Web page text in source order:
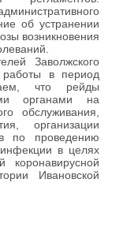
об устранении
возникновения
Заволжского
работы в период
что рейды
органами на
обслуживания,
организации
по проведению
в целях
коронавирусной
Ивановской